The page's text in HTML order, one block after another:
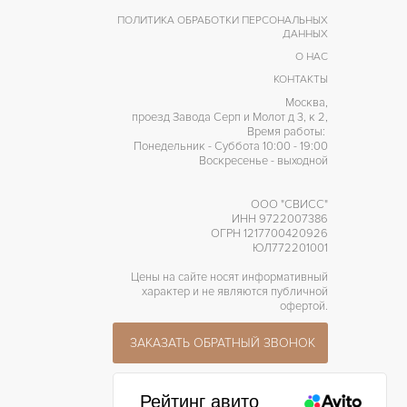
44 часов
ПОЛИТИКА ОБРАБОТКИ ПЕРСОНАЛЬНЫХ
ДАННЫХ
О НАС
КОНТАКТЫ
Москва,
проезд Завода Серп и Молот д 3, к 2,
Время работы:
Понедельник - Суббота 10:00 - 19:00
Воскресенье - выходной
ООО "СВИСС"
ИНН 9722007386
ОГРН 1217700420926
ЮЛ772201001
Цены на сайте носят информативный
характер и не являются публичной
офертой.
ЗАКАЗАТЬ ОБРАТНЫЙ ЗВОНОК
Рейтинг авито